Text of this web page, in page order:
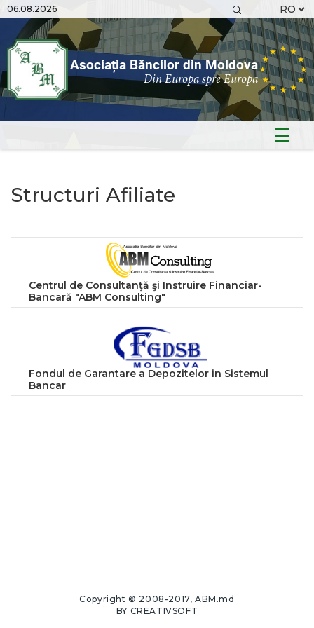
06.08.2026
Asociația Băncilor din Moldova
Din Europa spre Europa
Structuri Afiliate
Centrul de Consultanţă şi Instruire Financiar-
Bancară "ABM Consulting"
Fondul de Garantare a Depozitelor in Sistemul
Bancar
Copyright © 2008-2017, ABM.md
BY CREATIVSOFT